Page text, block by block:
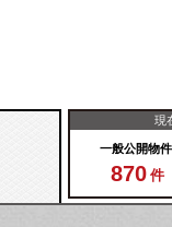
現
一般公開物件
870 件